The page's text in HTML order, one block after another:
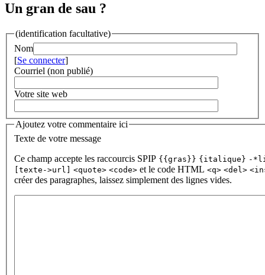
Un gran de sau ?
(identification facultative)
Nom
[Se connecter]
Courriel (non publié)
Votre site web
Ajoutez votre commentaire ici
Texte de votre message
Ce champ accepte les raccourcis SPIP {{gras}} {italique} -
[texte->url] <quote> <code> et le code HTML <q> <del>
créer des paragraphes, laissez simplement des lignes vides.